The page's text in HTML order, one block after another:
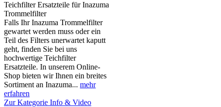
Teichfilter Ersatzteile für Inazuma
Trommelfilter
Falls Ihr Inazuma Trommelfilter
gewartet werden muss oder ein
Teil des Filters unerwartet kaputt
geht, finden Sie bei uns
hochwertige Teichfilter
Ersatzteile. In unserem Online-
Shop bieten wir Ihnen ein breites
Sortiment an Inazuma... mehr
erfahren
Zur Kategorie Info & Video